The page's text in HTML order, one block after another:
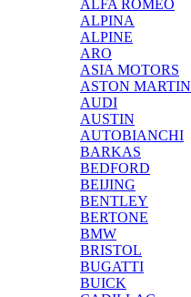
ALFA ROMEO
ALPINA
ALPINE
ARO
ASIA MOTORS
ASTON MARTIN
AUDI
AUSTIN
AUTOBIANCHI
BARKAS
BEDFORD
BEIJING
BENTLEY
BERTONE
BMW
BRISTOL
BUGATTI
BUICK